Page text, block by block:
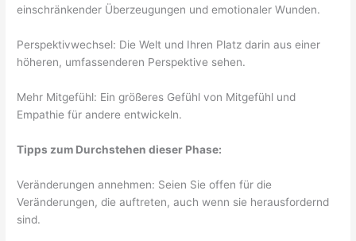
einschränkender Überzeugungen und emotionaler Wunden.
Perspektivwechsel: Die Welt und Ihren Platz darin aus einer
höheren, umfassenderen Perspektive sehen.
Mehr Mitgefühl: Ein größeres Gefühl von Mitgefühl und
Empathie für andere entwickeln.
Tipps zum Durchstehen dieser Phase:
Veränderungen annehmen: Seien Sie offen für die
Veränderungen, die auftreten, auch wenn sie herausfordernd
sind.